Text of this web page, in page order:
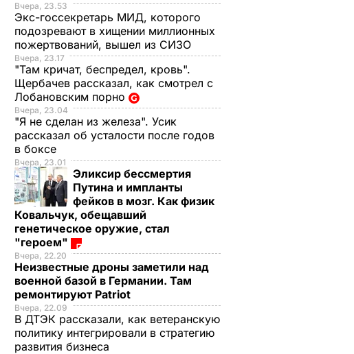
Вчера, 23.53
Экс-госсекретарь МИД, которого
подозревают в хищении миллионных
пожертвований, вышел из СИЗО
Вчера, 23.17
"Там кричат, беспредел, кровь".
Щербачев рассказал, как смотрел с
Лобановским порно
Вчера, 23.04
"Я не сделан из железа". Усик
рассказал об усталости после годов
в боксе
Вчера, 23.01
Эликсир бессмертия
Путина и импланты
фейков в мозг. Как физик
Ковальчук, обещавший
генетическое оружие, стал
"героем"
Вчера, 22.20
Неизвестные дроны заметили над
военной базой в Германии. Там
ремонтируют Patriot
Вчера, 22.09
В ДТЭК рассказали, как ветеранскую
политику интегрировали в стратегию
развития бизнеса